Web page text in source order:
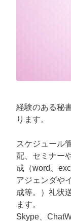
経験のある秘
ります。
スケジュール
配、セミナー
成（word、
アジェンダや
成等。）礼状
ます。
Skype、